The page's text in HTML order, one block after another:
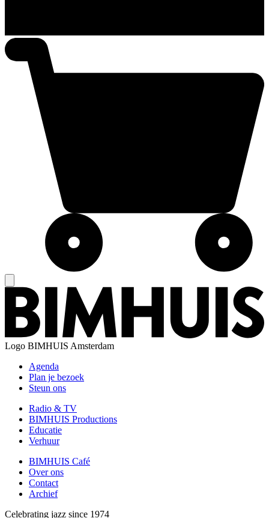
Logo BIMHUIS Amsterdam
Agenda
Plan je bezoek
Steun ons
Radio & TV
BIMHUIS Productions
Educatie
Verhuur
BIMHUIS Café
Over ons
Contact
Archief
Celebrating jazz since 1974